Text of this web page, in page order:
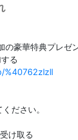
の豪華特典プレゼ
る
%40762zlzll
ださい。
け取る